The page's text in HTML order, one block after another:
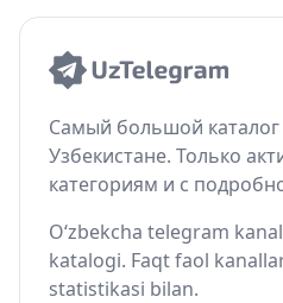
Самый большой каталог
Узбекистане. Только
категориям и с
O‘zbekcha telegram
katalogi. Faqt faol
statistikasi bilan.